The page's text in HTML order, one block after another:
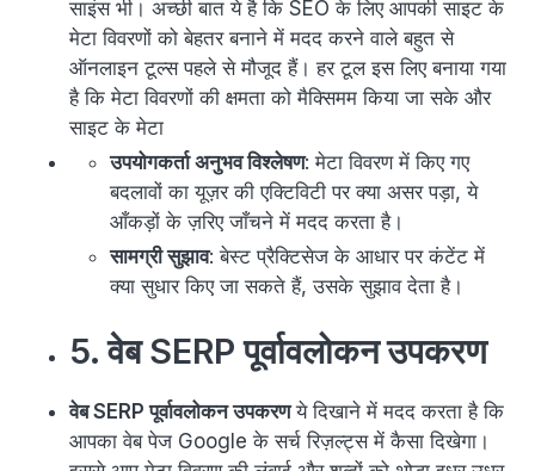
साइंस भी। अच्छी बात ये है कि SEO के लिए आपकी साइट के
मेटा विवरणों को बेहतर बनाने में मदद करने वाले बहुत से
ऑनलाइन टूल्स पहले से मौजूद हैं। हर टूल इस लिए बनाया गया
है कि मेटा विवरणों की क्षमता को मैक्सिमम किया जा सके और
साइट के मेटा
उपयोगकर्ता अनुभव विश्लेषण: मेटा विवरण में किए गए
बदलावों का यूज़र की एक्टिविटी पर क्या असर पड़ा, ये
आँकड़ों के ज़रिए जाँचने में मदद करता है।
सामग्री सुझाव: बेस्ट प्रैक्टिसेज के आधार पर कंटेंट में
क्या सुधार किए जा सकते हैं, उसके सुझाव देता है।
5. वेब SERP पूर्वावलोकन उपकरण
वेब SERP पूर्वावलोकन उपकरणये दिखाने में मदद करता है कि
आपका वेब पेज Google के सर्च रिज़ल्ट्स में कैसा दिखेगा।